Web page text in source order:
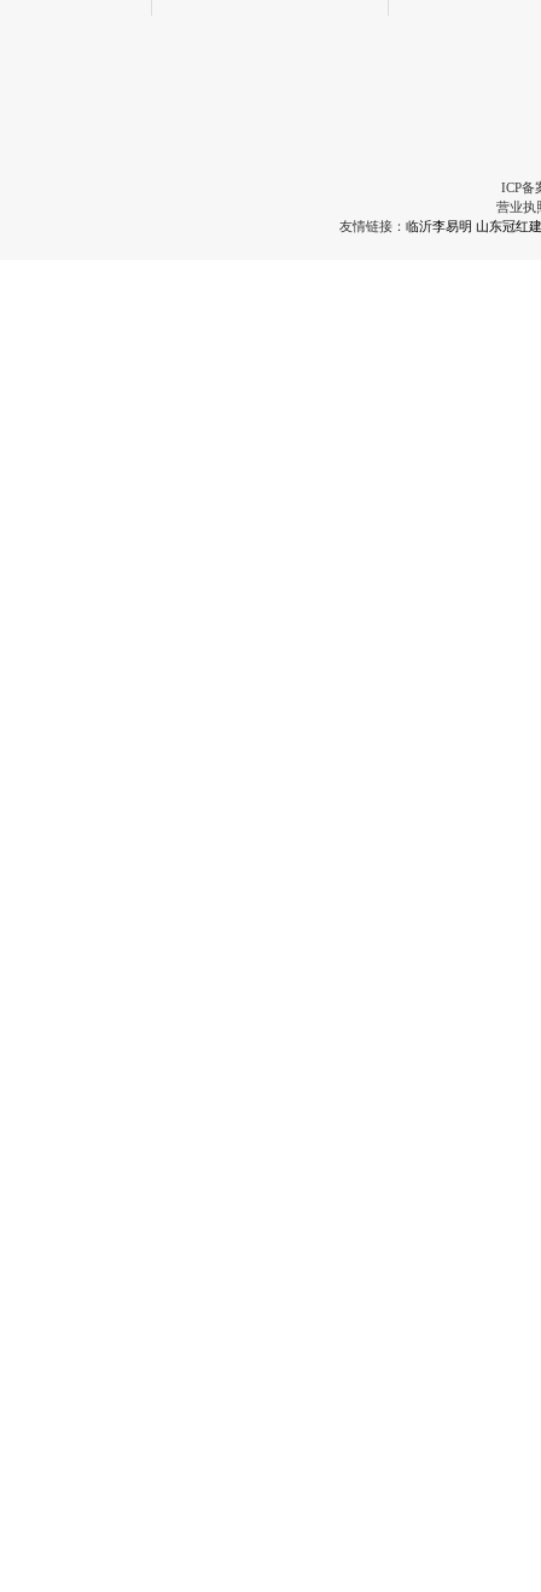
ICP备
营业执
友情链接： 临沂李易明 山东冠红